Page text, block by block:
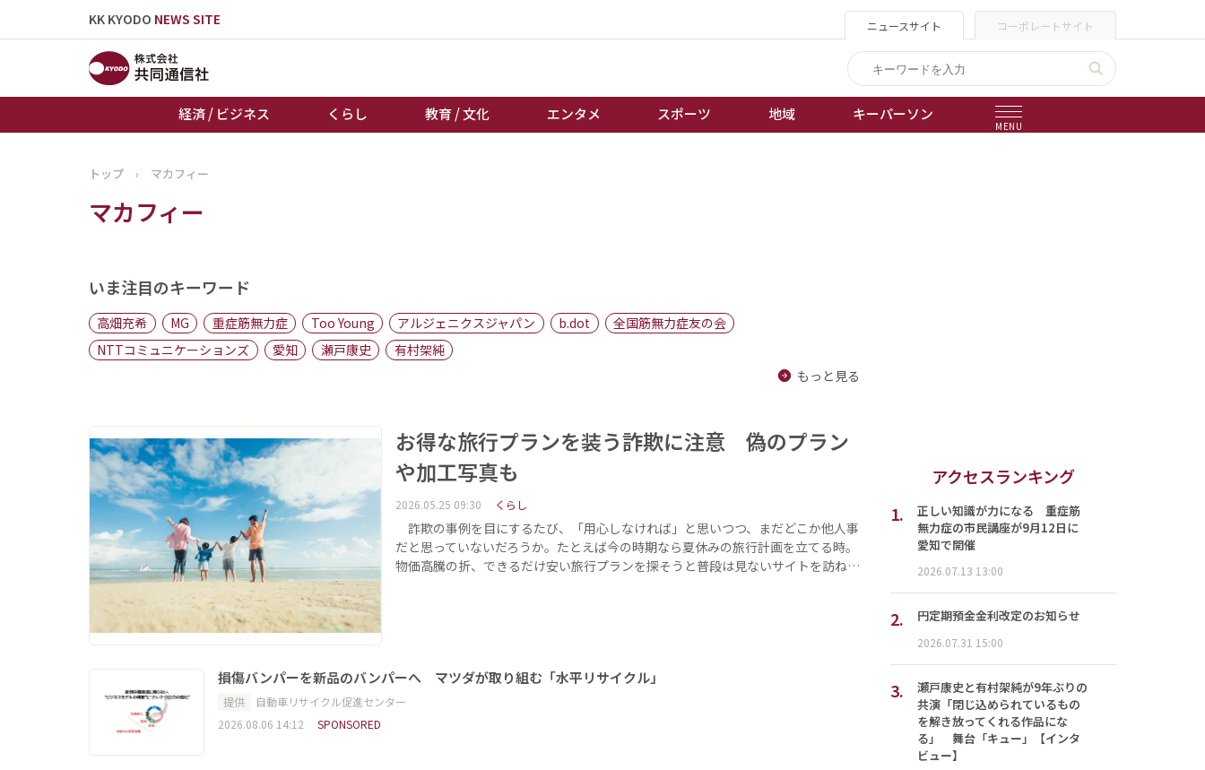
KK KYODO NEWS SITE ニュースサイト コーポレートサイト
経済 / ビジネス くらし 教育 / 文化 エンタメ スポーツ 地域 キーパーソン
MENU
トップページ
地域
キーパーソン
棋王戦
トップ › マカフィー
マカフィー
いま注目のキーワード
高畑充希 MG 重症筋無力症 Too Young アルジェニクスジャパン b.dot
全国筋無力症友の会
NTTコミュニケーションズ
愛知 瀬戸康史
有村架純
もっと見る
お得な旅行プランを装う詐欺に注意 偽のプラン
や加工写真も
2026.05.25 09:30 くらし
詐欺の事例を目にするたび、「用心しなければ」と思いつつ、まだどこか他人事
だと思っていないだろうか。たとえば今の時期なら夏休みの旅行計画を立てる時。
物価高騰の折、できるだけ安い旅行プランを探そうと普段は見ないサイトを訪ね…
損傷バンパーを新品のバンパーへ マツダが取り組む「水平リサイクル」
提供
自動車リサイクル促進センター
2026.08.06 14:12
SPONSORED
アクセスランキング
1.
正しい知識が力になる 重症筋
無力症の市民講座が9月12日に
愛知で開催
2026.07.13 13:00
2. 円定期預金金利改定のお知らせ
2026.07.31 15:00
3.
瀬戸康史と有村架純が9年ぶりの
共演「閉じ込められているもの
を解き放ってくれる作品にな
る」 舞台「キュー」【インタ
ビュー】